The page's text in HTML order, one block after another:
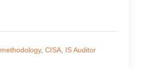
, CISA IS Auditor